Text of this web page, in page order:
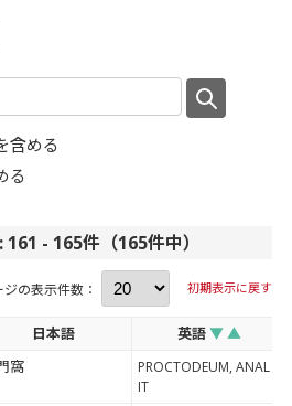
含める
る
- 165件（165件中）
ジの表示件数： 初期表示に戻す
日本語 英語▼ ▲
窩
PROCTODEUM, ANAL P
IT